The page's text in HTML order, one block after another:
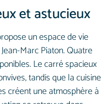
et astucieux
un espace de vie
Marc Piaton. Quatre
Le carré spacieux
tandis que la cuisine
créent une atmosphère à